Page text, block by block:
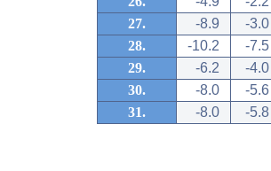
27.
-8.9
-3.0
28.
-10.2
-7.5
29.
-6.2
-4.0
30.
-8.0
-5.6
31.
-8.0 -5.8